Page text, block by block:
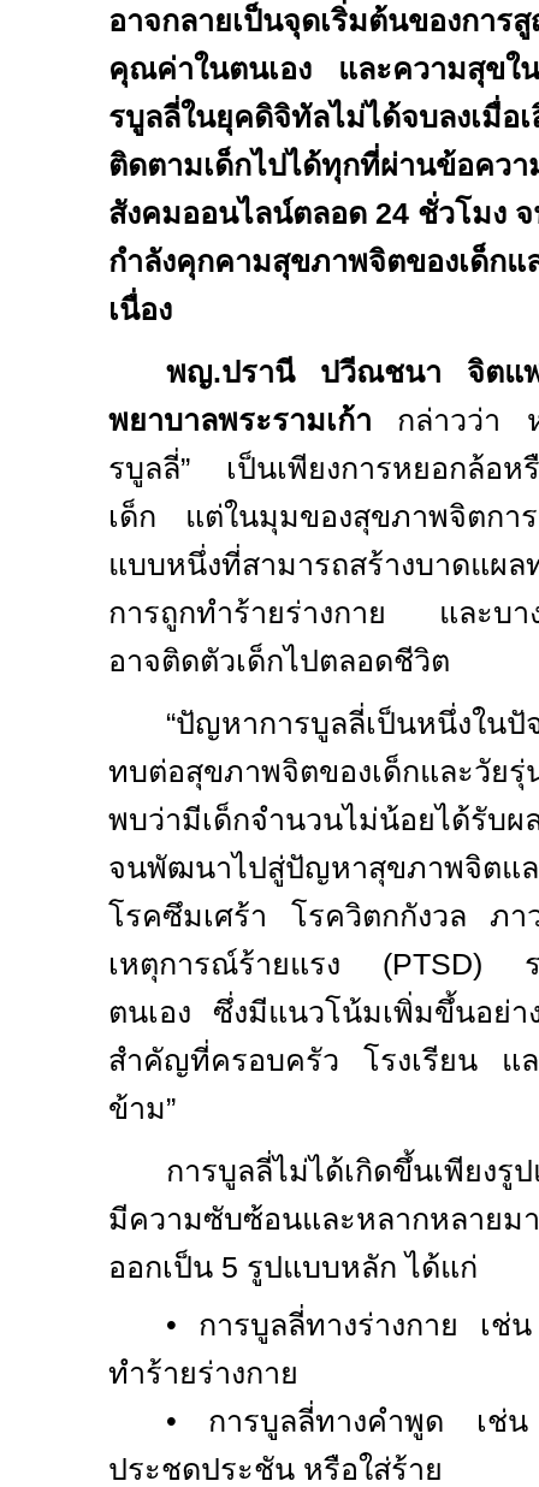
อาจกลายเป็นจุดเริ่มต้นของการ
คุณค่าในตนเอง และความสุข
รบูลลี่ในยุคดิจิทัลไม่ได้จบลงเมื่
ติดตามเด็กไปได้ทุกที่ผ่านข้อค
สังคมออนไลน์ตลอด 24 ชั่วโมง
กำลังคุกคามสุขภาพจิตของเด็กแ
เนื่อง
พญ.ปรานี ปวีณชนา จิตแพ
พยาบาลพระรามเก้า กล่าวว่า
รบูลลี่” เป็นเพียงการหยอกล้อห
เด็ก แต่ในมุมของสุขภาพจิตกา
แบบหนึ่งที่สามารถสร้างบาดแผล
การถูกทำร้ายร่างกาย และบา
อาจติดตัวเด็กไปตลอดชีวิต
“ปัญหาการบูลลี่เป็นหนึ่งใน
ทบต่อสุขภาพจิตของเด็กและวัย
พบว่ามีเด็กจำนวนไม่น้อยได้รับผ
จนพัฒนาไปสู่ปัญหาสุขภาพจิตแ
โรคซึมเศร้า โรควิตกกังวล ภา
เหตุการณ์ร้ายแรง (PTSD)
ตนเอง ซึ่งมีแนวโน้มเพิ่มขึ้นอย่
สำคัญที่ครอบครัว โรงเรียน แ
ข้าม”
การบูลลี่ไม่ได้เกิดขึ้นเพียง
มีความซับซ้อนและหลากหลายม
ออกเป็น 5 รูปแบบหลัก ได้แก่
• การบูลลี่ทางร่างกาย เ
ทำร้ายร่างกาย
• การบูลลี่ทางคำพูด เช่
ประชดประชัน หรือใส่ร้าย